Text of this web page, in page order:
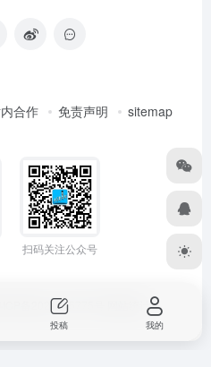
合作 免责声明 sitemap
扫码关注公众号
粤ICP备2021165775号 网站统计
投稿 我的